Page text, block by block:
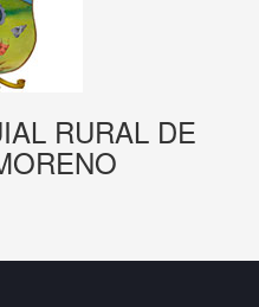
RURAL DE